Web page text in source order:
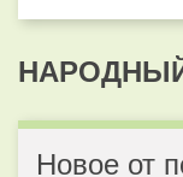
Новое от